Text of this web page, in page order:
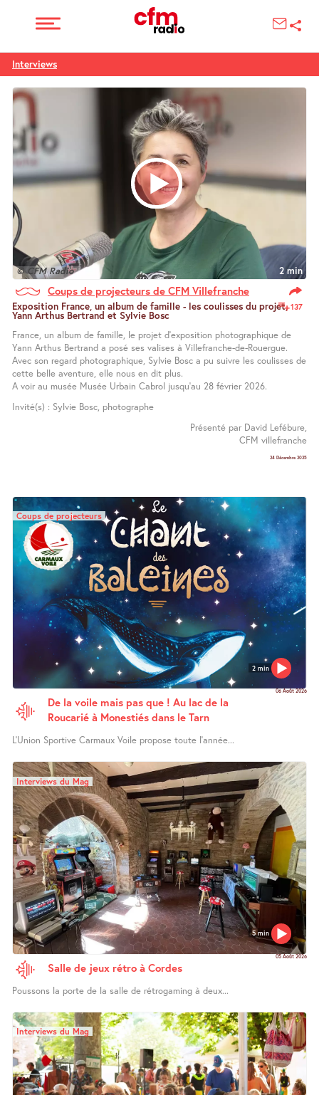
Interviews
© CFM Radio 2 min
Coups de projecteurs de CFM Villefranche
137
Exposition France, un album de famille - les coulisses du projet,
Yann Arthus Bertrand et Sylvie Bosc
France, un album de famille, le projet d’exposition photographique de
Yann Arthus Bertrand a posé ses valises à Villefranche-de-Rouergue.
Avec son regard photographique, Sylvie Bosc a pu suivre les coulisses de
cette belle aventure, elle nous en dit plus.
A voir au musée Musée Urbain Cabrol jusqu’au 28 février 2026.
Invité(s) : Sylvie Bosc, photographe
Présenté par David Lefébure,
CFM villefranche
24 Décembre 2025
2 min
Coups de projecteurs
06 Août 2026
De la voile mais pas que ! Au lac de la
Roucarié à Monestiés dans le Tarn
L’Union Sportive Carmaux Voile propose toute l’année...
5 min
Interviews du Mag
05 Août 2026
Salle de jeux rétro à Cordes
Poussons la porte de la salle de rétrogaming à deux...
Interviews du Mag